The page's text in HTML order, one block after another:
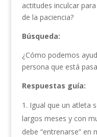
actitudes inculcar
de la paciencia?
Búsqueda:
¿Cómo podemos
persona que está
Respuestas guía:
Igual que un atleta
largos meses y con
debe “entrenarse” en